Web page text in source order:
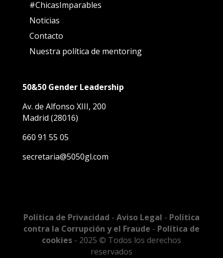
#ChicasImparables
Noticias
Contacto
Nuestra política de mentoring
50&50 Gender Leadership
Av. de Alfonso XIII, 200
Madrid (28016)
660 91 55 05
secretaria@5050gl.com
Política de Privacidad - Aviso Legal - Política
contra la Corrupción y el Fraude - Política de
cookies - 2025 © Todos los derechos
reservados